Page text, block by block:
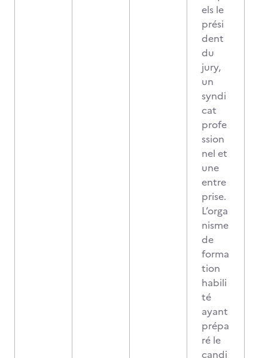
els le
prési
dent
du
jury,
un
syndi
cat
profe
ssion
nel et
une
entre
prise.
L’orga
nisme
de
forma
tion
habili
té
ayant
prépa
ré le
candi